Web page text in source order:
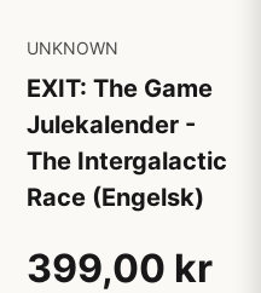
UNKNOWN
EXIT: The Game
Julekalender -
The Intergalactic
Race (Engelsk)
399,00 kr